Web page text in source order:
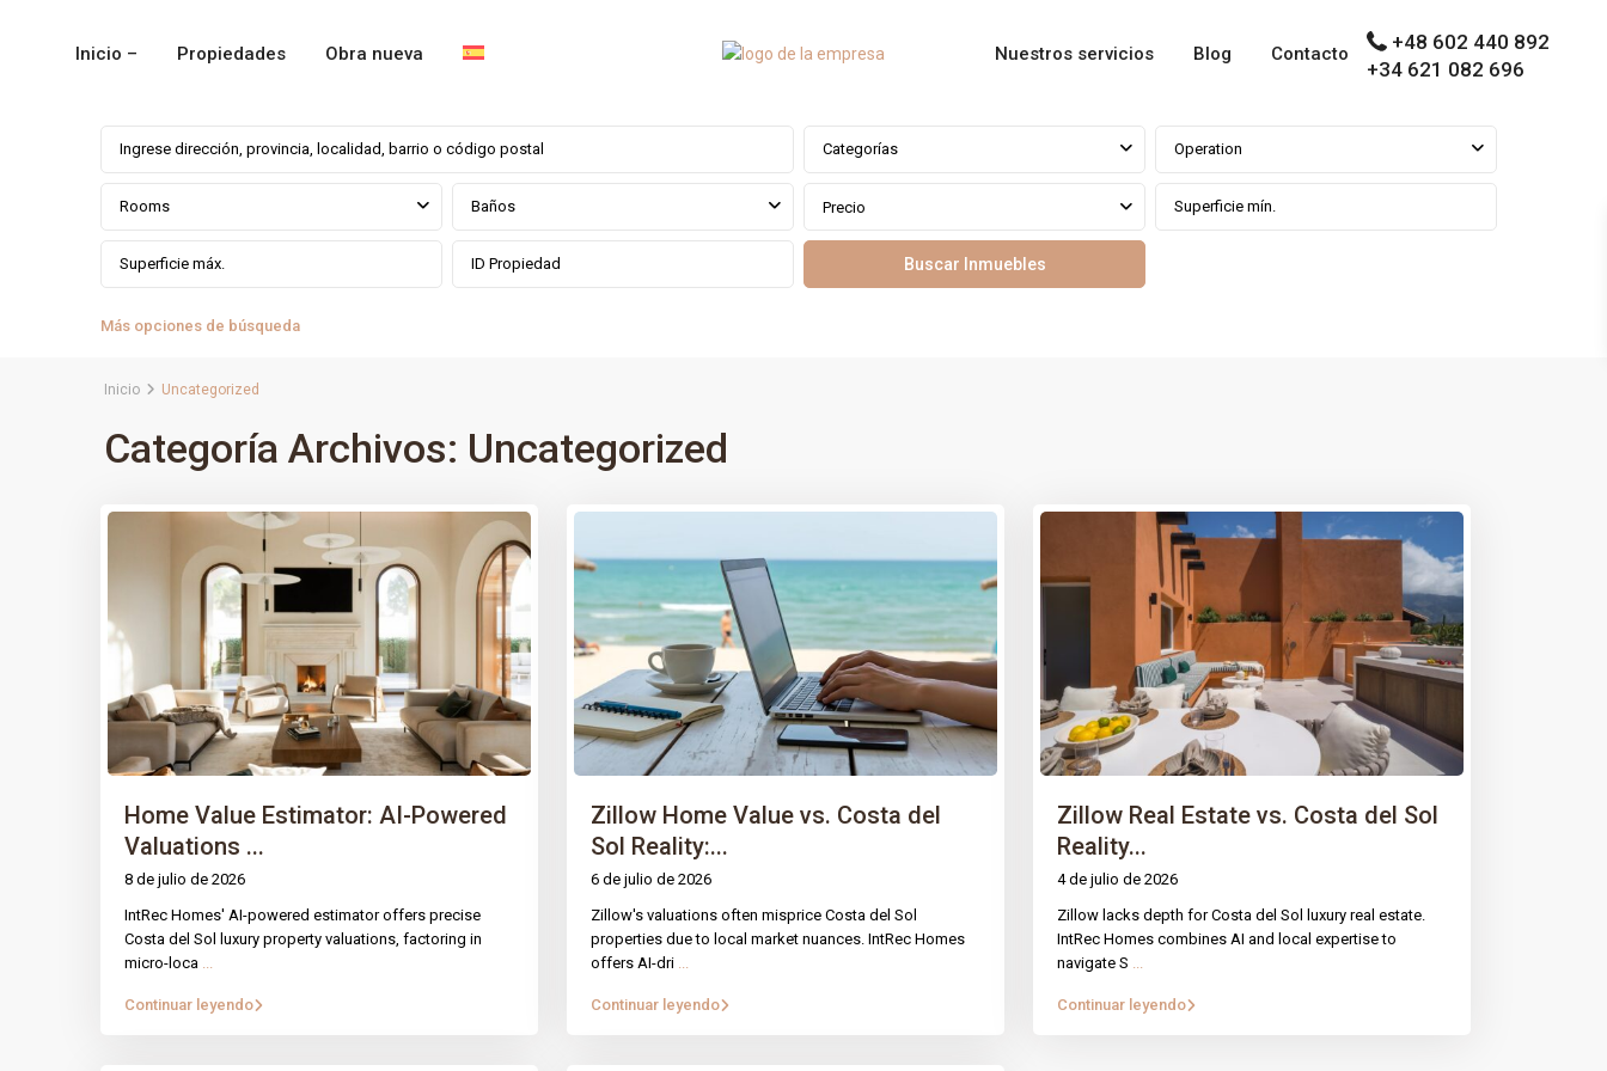
Inicio – Propiedades Obra nueva Nuestros servicios Blog Contacto
+48 602 440 892
+34 621 082 696
Categorías Operation
Rooms Baños Precio
Más opciones de búsqueda
Inicio Uncategorized
Categoría Archivos: Uncategorized
Home Value Estimator: AI-Powered
Valuations ...
8 de julio de 2026
IntRec Homes' AI-powered estimator offers precise
Costa del Sol luxury property valuations, factoring in
micro-loca ...
Continuar leyendo
Zillow Home Value vs. Costa del
Sol Reality:...
6 de julio de 2026
Zillow's valuations often misprice Costa del Sol
properties due to local market nuances. IntRec Homes
offers AI-dri ...
Continuar leyendo
Zillow Real Estate vs. Costa del Sol
Reality...
4 de julio de 2026
Zillow lacks depth for Costa del Sol luxury real estate.
IntRec Homes combines AI and local expertise to
navigate S ...
Continuar leyendo